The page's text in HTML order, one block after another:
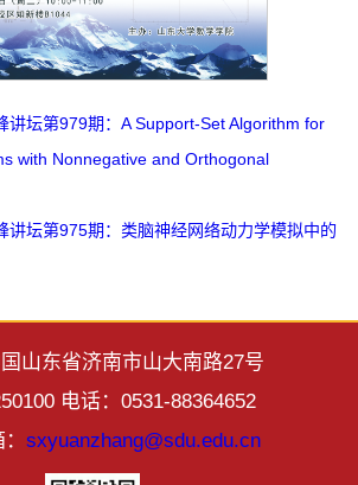
讲坛第979期：A Support-Set Algorithm for
with Nonnegative and Orthogonal
讲坛第975期：类脑神经网络动力学模拟中的
山东省济南市山大南路27号
电话：0531-88364652
sxyuanzhang@sdu.edu.cn